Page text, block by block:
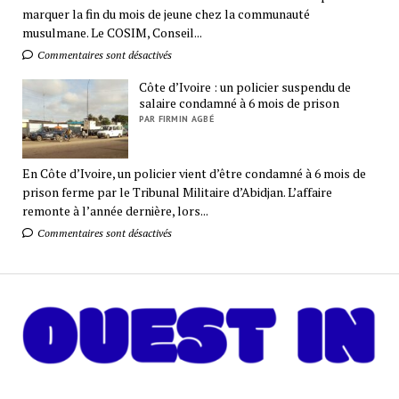
marquer la fin du mois de jeune chez la communauté
musulmane. Le COSIM, Conseil...
Commentaires sont désactivés
Côte d’Ivoire : un policier suspendu de
salaire condamné à 6 mois de prison
PAR FIRMIN AGBÉ
En Côte d’Ivoire, un policier vient d’être condamné à 6 mois de
prison ferme par le Tribunal Militaire d’Abidjan. L’affaire
remonte à l’année dernière, lors...
Commentaires sont désactivés